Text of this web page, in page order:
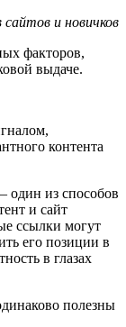
сайтов и новичков
факторов,
выдаче.
контента
один из способов
и сайт
ссылки могут
его позиции в
в глазах
полезны